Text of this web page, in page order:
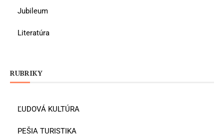
Jubileum
Literatúra
RUBRIKY
ĽUDOVÁ KULTÚRA
PEŠIA TURISTIKA